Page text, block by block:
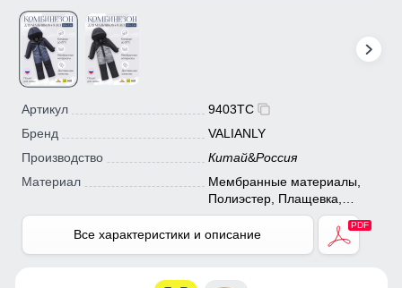
Артикул
9403TC
Бренд
VALIANLY
Производство
Китай&Россия
Материал
Мембранные материалы,
Полиэстер, Плащевка,
Тефлон
Все характеристики и описание